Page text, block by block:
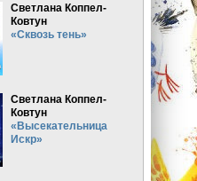
Светлана Коппел-
Ковтун
«Сквозь тень»
Светлана Коппел-
Ковтун
«Высекательница
Искр»